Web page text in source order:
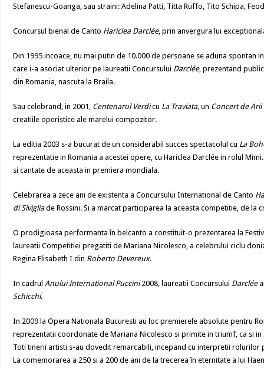
Stefanescu-Goanga, sau straini: Adelina Patti, Titta Ruffo, Tito Schipa,
Concursul bienal de Canto Hariclea Darclée, prin anvergura lui
Din 1995 incoace, nu mai putin de 10.000 de persoane se aduna
care i-a asociat ulterior pe laureatii Concursului Darclée, prezentand
din Romania, nascuta la Braila.
Sau celebrand, in 2001, Centenarul Verdicu La Traviata, un Concert de Arii
creatiile operistice ale marelui compozitor.
La editia 2003 s-a bucurat de un considerabil succes spectacolul cu La
reprezentatie in Romania a acestei opere, cu Hariclea Darclée in rolul
si cantate de aceasta in premiera mondiala.
Celebrarea a zece ani de existenta a Concursului International de Canto
di Sivigliade Rossini. Si a marcat participarea la aceasta competitie, de la
O prodigioasa performanta în belcanto a constituit-o prezentarea la
laureatii Competitiei pregatiti de Mariana Nicolesco, a celebrului ciclu
Regina Elisabeth I din Roberto Devereux.
In cadrulAnului International Puccini2008, laureatii Concursului Darclée
Schicchi.
In 2009 la Opera Nationala Bucuresti au loc premierele absolute pentru
reprezentatii coordonate de Mariana Nicolesco si primite in triumf, ca si
Toti tinerii artisti s-au dovedit remarcabili, incepand cu interpretii
La comemorarea a 250 si a 200 de ani de la trecerea în eternitate a lui